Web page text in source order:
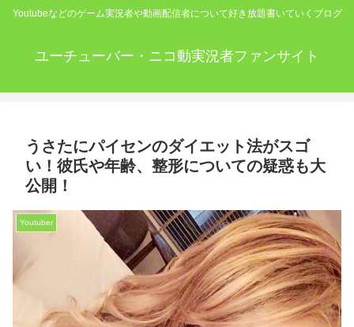
Youtubeなどのゲーム実況者や動画配信者について好き放題書いていくブログ
ユーチューバー・ニコ動実況者ファンサイト
うさたにパイセンのダイエット法がスゴ
い！彼氏や年齢、整形についての疑惑も大
公開！
Youtuber